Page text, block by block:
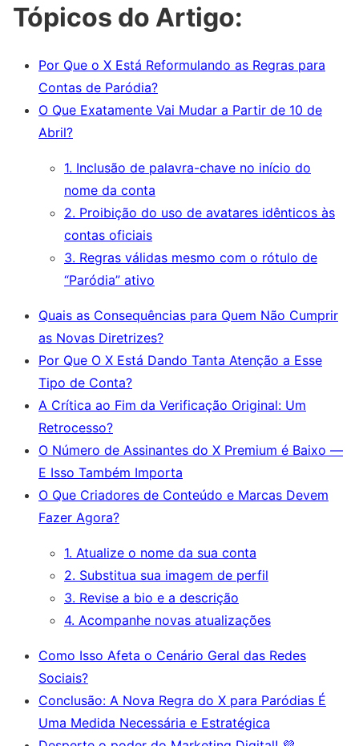
Tópicos do Artigo:
Por Que o X Está Reformulando as Regras para
Contas de Paródia?
O Que Exatamente Vai Mudar a Partir de 10 de
Abril?
1. Inclusão de palavra-chave no início do
nome da conta
2. Proibição do uso de avatares idênticos às
contas oficiais
3. Regras válidas mesmo com o rótulo de
“Paródia” ativo
Quais as Consequências para Quem Não Cumprir
as Novas Diretrizes?
Por Que O X Está Dando Tanta Atenção a Esse
Tipo de Conta?
A Crítica ao Fim da Verificação Original: Um
Retrocesso?
O Número de Assinantes do X Premium é Baixo —
E Isso Também Importa
O Que Criadores de Conteúdo e Marcas Devem
Fazer Agora?
1. Atualize o nome da sua conta
2. Substitua sua imagem de perfil
3. Revise a bio e a descrição
4. Acompanhe novas atualizações
Como Isso Afeta o Cenário Geral das Redes
Sociais?
Conclusão: A Nova Regra do X para Paródias É
Uma Medida Necessária e Estratégica